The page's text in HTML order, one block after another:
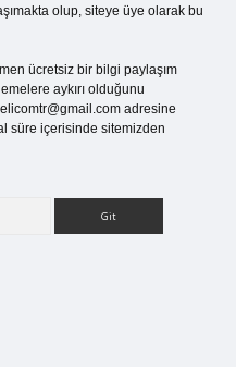
olup, siteye üye olarak bu
ücretsiz bir bilgi paylaşım
aykırı olduğunu
adresine
süre içerisinde sitemizden